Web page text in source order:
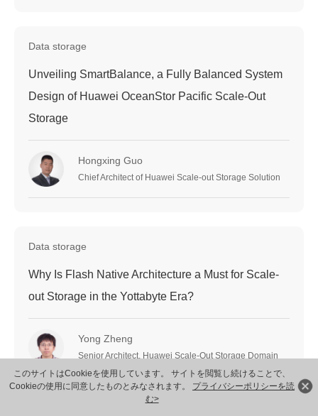
このサイトはCookieを使用しています。 サイトを閲覧し続けることで、
Cookieの使用に同意したものとみなされます。 プライバシーポリシーを読
む>
Data storage
Unveiling SmartBalance, a Fully Balanced System
Design of Huawei OceanStor Pacific Scale-Out
Storage
Hongxing Guo
Chief Architect of Huawei Scale-out Storage Solution
Data storage
Why Is Flash Native Architecture a Must for Scale-
out Storage in the Yottabyte Era?
Yong Zheng
Senior Architect, Huawei Scale-Out Storage Domain